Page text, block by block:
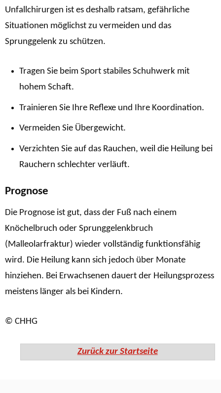
Unfallchirurgen ist es deshalb ratsam, gefährliche
Situationen möglichst zu vermeiden und das
Sprunggelenk zu schützen.
Tragen Sie beim Sport stabiles Schuhwerk mit
hohem Schaft.
Trainieren Sie Ihre Reflexe und Ihre Koordination.
Vermeiden Sie Übergewicht.
Verzichten Sie auf das Rauchen, weil die Heilung bei
Rauchern schlechter verläuft.
Prognose
Die Prognose ist gut, dass der Fuß nach einem
Knöchelbruch oder Sprunggelenkbruch
(Malleolarfraktur) wieder vollständig funktionsfähig
wird. Die Heilung kann sich jedoch über Monate
hinziehen. Bei Erwachsenen dauert der Heilungsprozess
meistens länger als bei Kindern.
© CHHG
Zurück zur Startseite